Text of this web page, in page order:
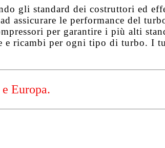
gli standard dei costruttori ed
assicurare le performance del
per garantire i più alti
e ricambi per ogni tipo di turbo. I
Europa.